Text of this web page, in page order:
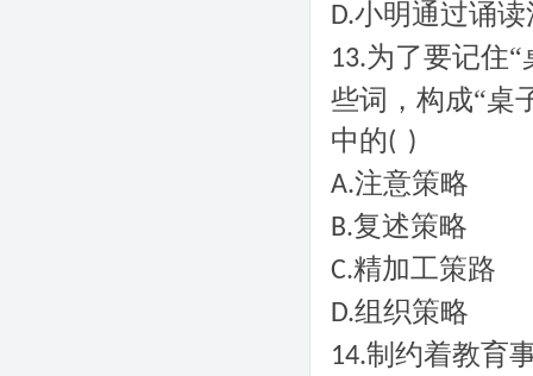
D.小明通过诵
13.为了要记住
些词，构成“桌
中的( )
A.注意策略
B.复述策略
C.精加工策路
D.组织策略
14.制约着教育